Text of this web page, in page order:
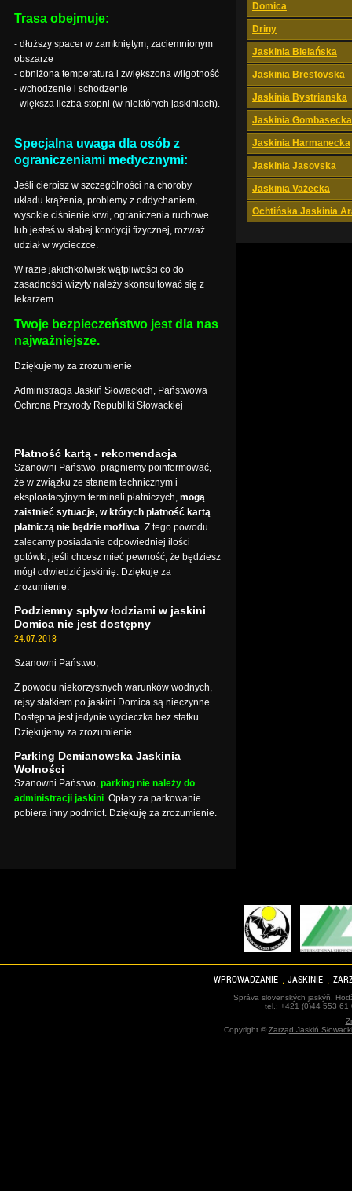
Domica
Driny
Jaskinia Bielańska
Jaskinia Brestovska
Jaskinia Bystrianska
Jaskinia Gombasecka
Jaskinia Harmanecka
Jaskinia Jasovska
Jaskinia Vażecka
Ochtińska Jaskinia
Trasa obejmuje:
- dłuższy spacer w zamkniętym, zaciemnionym
obszarze
- obniżona temperatura i zwiększona wilgotność
- wchodzenie i schodzenie
- większa liczba stopni (w niektórych jaskiniach).
Specjalna uwaga dla osób z
ograniczeniami medycznymi:
Jeśli cierpisz w szczególności na choroby
układu krążenia, problemy z oddychaniem,
wysokie ciśnienie krwi, ograniczenia ruchowe
lub jesteś w słabej kondycji fizycznej, rozważ
udział w wycieczce.
W razie jakichkolwiek wątpliwości co do
zasadności wizyty należy skonsultować się z
lekarzem.
Twoje bezpieczeństwo jest dla nas
najważniejsze.
Dziękujemy za zrozumienie
Administracja Jaskiń Słowackich, Państwowa
Ochrona Przyrody Republiki Słowackiej
Płatność kartą - rekomendacja
Szanowni Państwo, pragniemy poinformować,
że w związku ze stanem technicznym i
eksploatacyjnym terminali płatniczych, mogą
zaistnieć sytuacje, w których płatność kartą
płatniczą nie będzie możliwa. Z tego powodu
zalecamy posiadanie odpowiedniej ilości
gotówki, jeśli chcesz mieć pewność, że będziesz
mógł odwiedzić jaskinię. Dziękuję za
zrozumienie.
Podziemny spływ łodziami w jaskini
Domica nie jest dostępny
24.07.2018
Szanowni Państwo,
Z powodu niekorzystnych warunków wodnych,
rejsy statkiem po jaskini Domica są nieczynne.
Dostępna jest jedynie wycieczka bez statku.
Dziękujemy za zrozumienie.
Parking Demianowska Jaskinia
Wolności
Szanowni Państwo, parking nie należy do
administracji jaskini. Opłaty za parkowanie
pobiera inny podmiot. Dziękuję za zrozumienie.
WPROWADZANIE JASKINIE
Správa slovenských jaskýň,
tel.: +421 (0)44 553
Copyright ©Zarząd Jaskiń